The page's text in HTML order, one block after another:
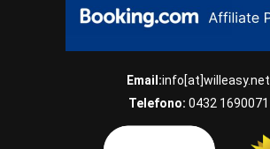
Email:info[at]willeasy.net
Telefono: 0432 1690071